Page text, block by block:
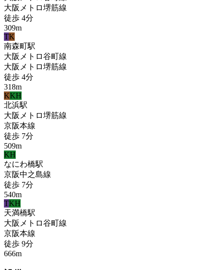
大阪メトロ堺筋線
徒歩 4分
309m
TK
南森町駅
大阪メトロ谷町線
大阪メトロ堺筋線
徒歩 4分
318m
KKH
北浜駅
大阪メトロ堺筋線
京阪本線
徒歩 7分
509m
KH
なにわ橋駅
京阪中之島線
徒歩 7分
540m
TKH
天満橋駅
大阪メトロ谷町線
京阪本線
徒歩 9分
666m